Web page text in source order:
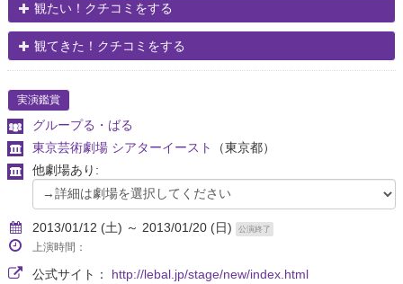
観たい！クチコミをする
観てきた！クチコミをする
実演鑑賞
グループる・ばる
東京芸術劇場 シアターイースト
（東京都）
他劇場あり:
2013/01/12 (土) ～ 2013/01/20 (日) 公演終了
上演時間：
公式サイト： http://lebal.jp/stage/new/index.html